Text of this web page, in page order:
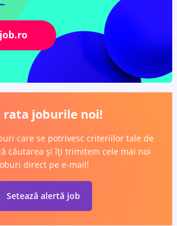
rata joburile noi!
care se potrivesc criteriilor tale de
căutarea și îți trimitem cele mai noi
direct pe e-mail!
Setează alertă job